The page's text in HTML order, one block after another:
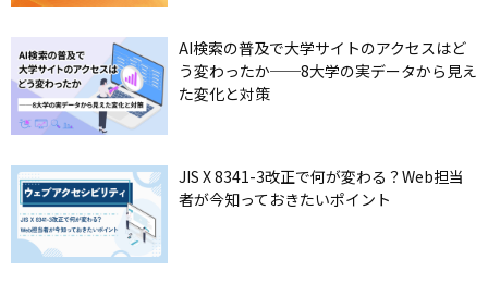
AI検索の普及で大学サイトのアクセスはど
う変わったか──8大学の実データから見え
た変化と対策
JIS X 8341-3改正で何が変わる？Web担当
者が今知っておきたいポイント